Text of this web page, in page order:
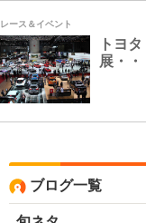
レース＆イベント
トヨ
展・・
ブログ一覧